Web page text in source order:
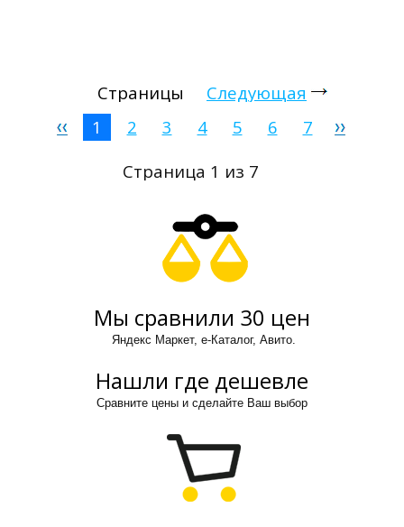
Страницы
Следующая
1
2 3 4 5 6
7
Страница 1 из 7
Мы сравнили 30 цен
Яндекс Маркет, е-Каталог, Авито.
Нашли где дешевле
Сравните цены и сделайте Ваш выбор